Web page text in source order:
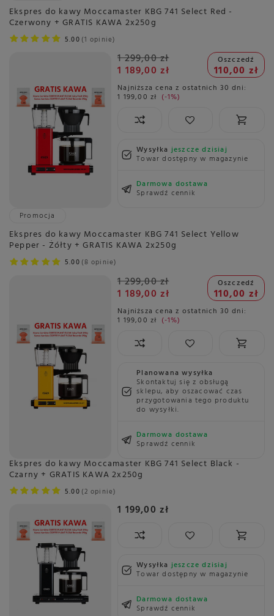
Ekspres do kawy Moccamaster KBG 741 Select Red -
Czerwony + GRATIS KAWA 2x250g
5.00 1 opinie
1 299,00 zł
1 189,00 zł
Oszczedź
110,00 zł
Najniższa cena z ostatnich 30 dni:
1 199,00 zł -1%
Wysyłkajeszcze dzisiaj
Towar dostępny w magazynie
Darmowa dostawa
Sprawdź cennik
Promocja
Ekspres do kawy Moccamaster KBG 741 Select Yellow
Pepper - Żółty + GRATIS KAWA 2x250g
5.00 8 opinie
1 299,00 zł
1 189,00 zł
Oszczedź
110,00 zł
Najniższa cena z ostatnich 30 dni:
1 199,00 zł -1%
Planowana wysyłka
Skontaktuj się z obsługą
sklepu, aby oszacować czas
przygotowania tego produktu
do wysyłki.
Darmowa dostawa
Sprawdź cennik
Ekspres do kawy Moccamaster KBG 741 Select Black -
Czarny + GRATIS KAWA 2x250g
5.00 2 opinie
1 199,00 zł
Wysyłkajeszcze dzisiaj
Towar dostępny w magazynie
Darmowa dostawa
Sprawdź cennik